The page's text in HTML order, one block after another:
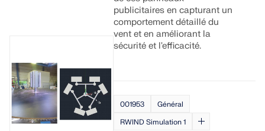
publicitaires en capturant un
comportement détaillé du
vent et en améliorant la
sécurité et l'efficacité.
001953
Général
RWIND Simulation 1